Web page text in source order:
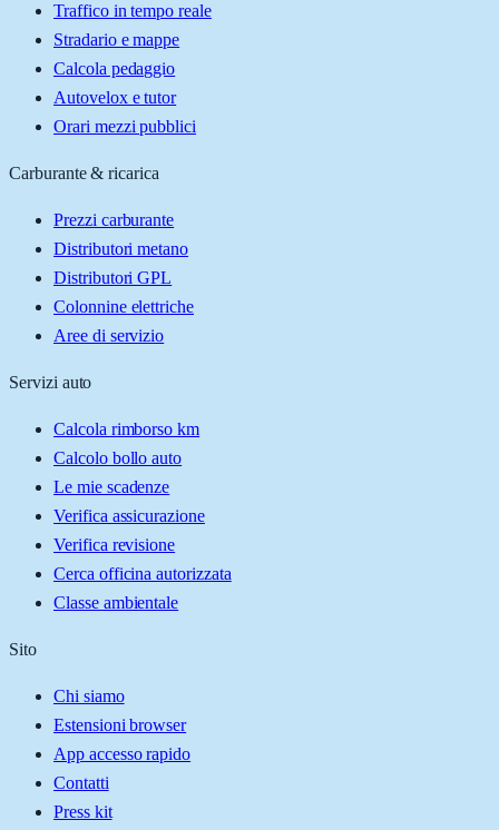
Traffico in tempo reale
Stradario e mappe
Calcola pedaggio
Autovelox e tutor
Orari mezzi pubblici
Carburante & ricarica
Prezzi carburante
Distributori metano
Distributori GPL
Colonnine elettriche
Aree di servizio
Servizi auto
Calcola rimborso km
Calcolo bollo auto
Le mie scadenze
Verifica assicurazione
Verifica revisione
Cerca officina autorizzata
Classe ambientale
Sito
Chi siamo
Estensioni browser
App accesso rapido
Contatti
Press kit